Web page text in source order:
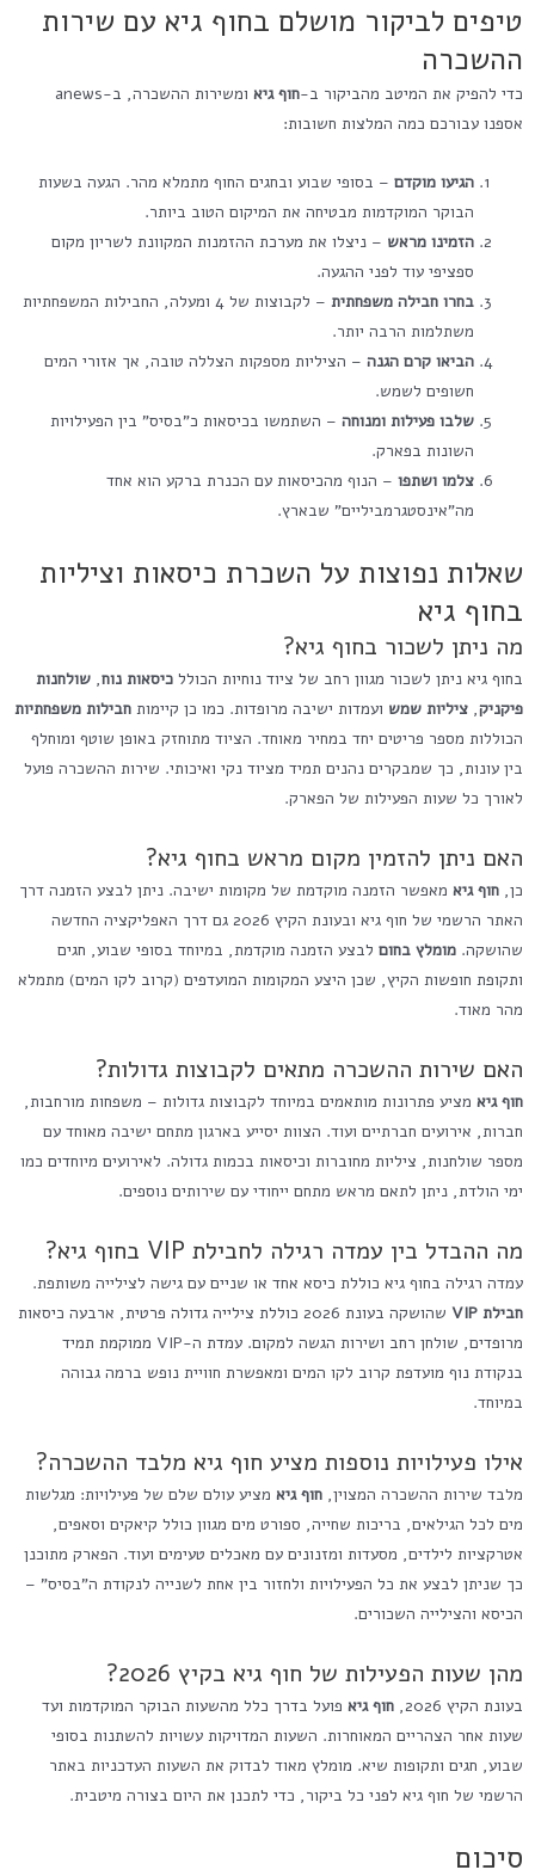
טיפים לביקור מושלם בחוף גיא עם שירות
ההשכרה
כדי להפיק את המיטב מהביקור ב-חוף גיא
ומשירות ההשכרה, ב-anews
אספנו עבורכם כמה המלצות חשובות:
הגיעו מוקדם – בסופי שבוע ובחגים החוף מתמלא מהר. הגעה בשעות
הבוקר המוקדמות מבטיחה את המיקום הטוב ביותר.
הזמינו מראש – ניצלו את מערכת ההזמנות המקוונת לשריון מקום
ספציפי עוד לפני ההגעה.
בחרו חבילה משפחתית
– לקבוצות של 4 ומעלה, החבילות המשפחתיות
משתלמות הרבה יותר.
הביאו קרם הגנה – הציליות מספקות הצללה טובה, אך אזורי המים
חשופים לשמש.
שלבו פעילות ומנוחה – השתמשו בכיסאות כ"בסיס" בין הפעילויות
השונות בפארק.
צלמו ושתפו – הנוף מהכיסאות עם הכנרת ברקע הוא אחד
מה"אינסטגרמביליים" שבארץ.
שאלות נפוצות על השכרת כיסאות וציליות
בחוף גיא
מה ניתן לשכור בחוף גיא?
בחוף גיא ניתן לשכור מגוון רחב של ציוד נוחיות הכולל כיסאות נוח, שולחנות
פיקניק, ציליות שמש ועמדות ישיבה מרופדות. כמו כן קיימות חבילות משפחתיות
הכוללות מספר פריטים יחד במחיר מאוחד. הציוד מתוחזק באופן שוטף ומוחלף
בין עונות, כך שמבקרים נהנים תמיד מציוד נקי ואיכותי. שירות ההשכרה פועל
לאורך כל שעות הפעילות של הפארק.
האם ניתן להזמין מקום מראש בחוף גיא?
כן, חוף גיא מאפשר הזמנה מוקדמת של מקומות ישיבה. ניתן לבצע הזמנה דרך
האתר הרשמי של חוף גיא ובעונת הקיץ 2026 גם דרך האפליקציה החדשה
שהושקה. מומלץ בחום לבצע הזמנה מוקדמת, במיוחד בסופי שבוע, חגים
ותקופת חופשות הקיץ, שכן היצע המקומות המועדפים (קרוב לקו המים) מתמלא
מהר מאוד.
האם שירות ההשכרה מתאים לקבוצות גדולות?
חוף גיא מציע פתרונות מותאמים במיוחד לקבוצות גדולות – משפחות מורחבות,
חברות, אירועים חברתיים ועוד. הצוות יסייע בארגון מתחם ישיבה מאוחד עם
מספר שולחנות, ציליות מחוברות וכיסאות בכמות גדולה. לאירועים מיוחדים כמו
ימי הולדת, ניתן לתאם מראש מתחם ייחודי עם שירותים נוספים.
מה ההבדל בין עמדה רגילה לחבילת VIP בחוף גיא?
עמדה רגילה בחוף גיא כוללת כיסא אחד או שניים עם גישה לצילייה משותפת.
חבילת VIP
שהושקה בעונת 2026 כוללת צילייה גדולה פרטית, ארבעה כיסאות
מרופדים, שולחן רחב ושירות הגשה למקום. עמדת ה-VIP ממוקמת תמיד
בנקודת נוף מועדפת קרוב לקו המים ומאפשרת חוויית נופש ברמה גבוהה
במיוחד.
אילו פעילויות נוספות מציע חוף גיא מלבד ההשכרה?
מלבד שירות ההשכרה המצוין, חוף גיא מציע עולם שלם של פעילויות: מגלשות
מים לכל הגילאים, בריכות שחייה, ספורט מים מגוון כולל קיאקים וסאפים,
אטרקציות לילדים, מסעדות ומזנונים עם מאכלים טעימים ועוד. הפארק מתוכנן
כך שניתן לבצע את כל הפעילויות ולחזור בין אחת לשנייה לנקודת ה"בסיס" –
הכיסא והצילייה השכורים.
מהן שעות הפעילות של חוף גיא בקיץ 2026?
בעונת הקיץ 2026, חוף גיא פועל בדרך כלל מהשעות הבוקר המוקדמות ועד
שעות אחר הצהריים המאוחרות. השעות המדויקות עשויות להשתנות בסופי
שבוע, חגים ותקופות שיא. מומלץ מאוד לבדוק את השעות העדכניות באתר
הרשמי של חוף גיא לפני כל ביקור, כדי לתכנן את היום בצורה מיטבית.
סיכום